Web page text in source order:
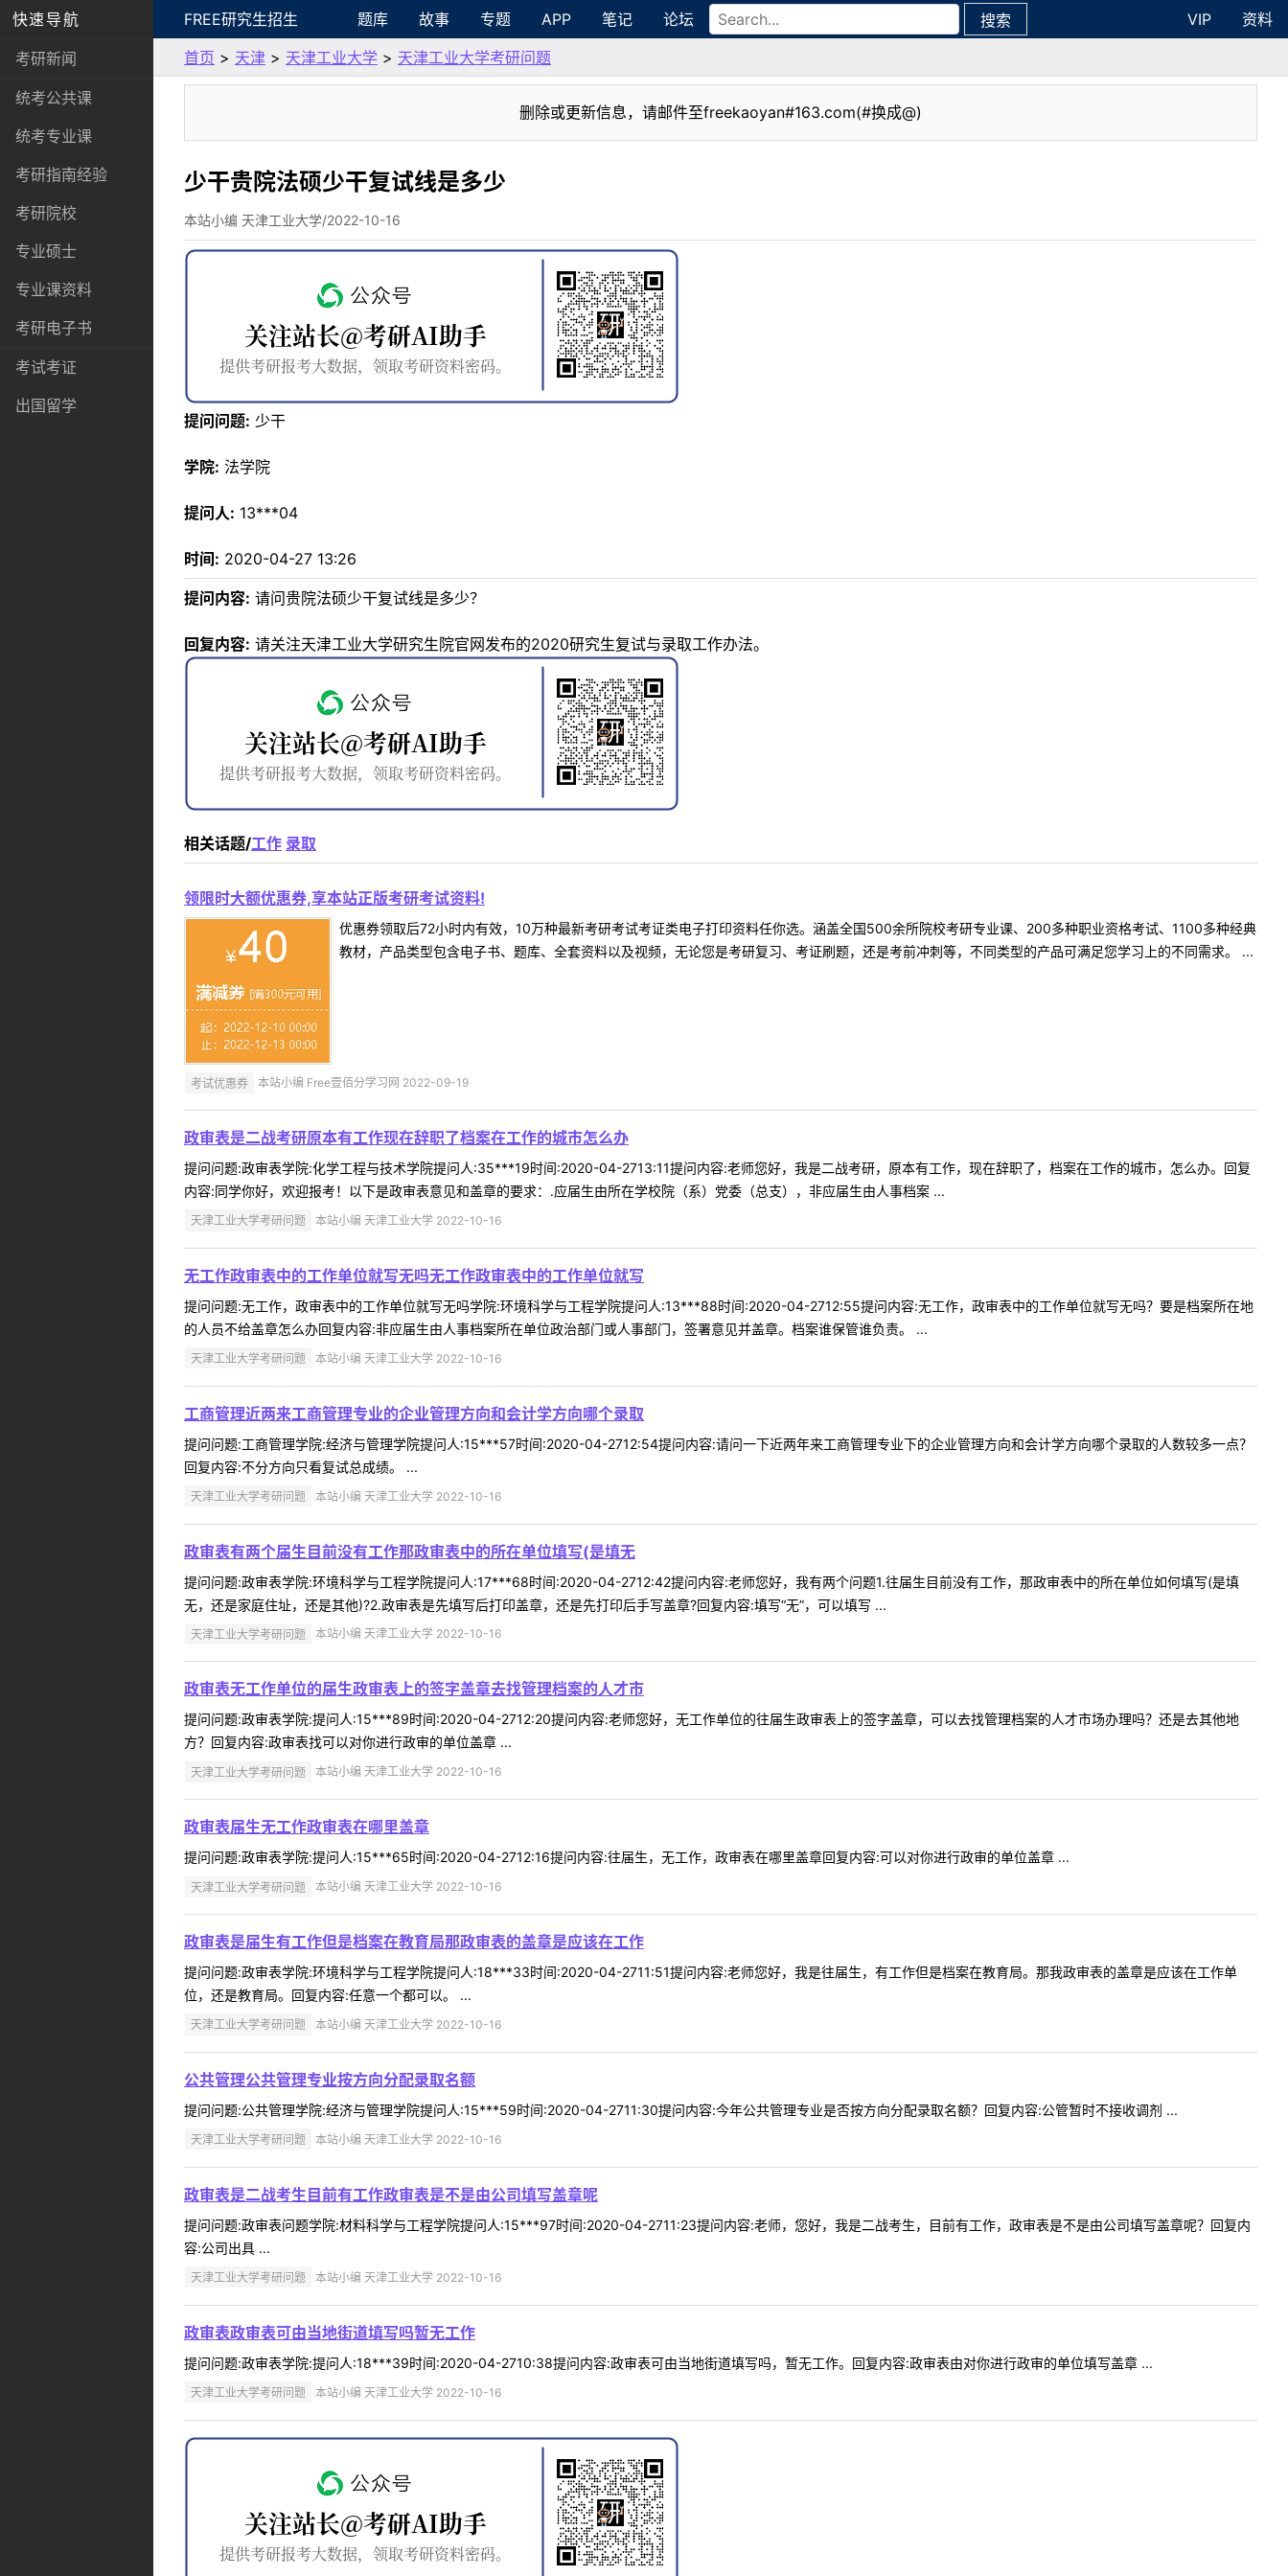
快速导航
考研新闻
统考公共课
统考专业课
考研指南经验
考研院校
专业硕士
专业课资料
考研电子书
考试考证
出国留学
FREE研究生招生 题库 故事 专题 APP 笔记 论坛 搜索 VIP
资料
首页 > 天津 > 天津工业大学 > 天津工业大学考研问题
删除或更新信息，请邮件至freekaoyan#163.com(#换成@)
少干贵院法硕少干复试线是多少
本站小编 天津工业大学/2022-10-16
提问问题: 少干
学院: 法学院
提问人: 13***04
时间: 2020-04-27 13:26
提问内容: 请问贵院法硕少干复试线是多少？
回复内容: 请关注天津工业大学研究生院官网发布的2020研究生复试与录取工作办法。
相关话题/工作 录取
领限时大额优惠券,享本站正版考研考试资料!
优惠券领取后72小时内有效，10万种最新考研考试考证类电子打印资料任你选。涵盖全国500余所院校考研专业课、200多种职业资格考试、1100多种经典
教材，产品类型包含电子书、题库、全套资料以及视频，无论您是考研复习、考证刷题，还是考前冲刺等，不同类型的产品可满足您学习上的不同需求。 ...
考试优惠券 本站小编 Free壹佰分学习网 2022-09-19
政审表是二战考研原本有工作现在辞职了档案在工作的城市怎么办
提问问题:政审表学院:化学工程与技术学院提问人:35***19时间:2020-04-2713:11提问内容:老师您好，我是二战考研，原本有工作，现在辞职了，档案在工作的城市，怎么办。回复
内容:同学你好，欢迎报考！以下是政审表意见和盖章的要求：.应届生由所在学校院（系）党委（总支），非应届生由人事档案 ...
天津工业大学考研问题 本站小编 天津工业大学 2022-10-16
无工作政审表中的工作单位就写无吗无工作政审表中的工作单位就写
提问问题:无工作，政审表中的工作单位就写无吗学院:环境科学与工程学院提问人:13***88时间:2020-04-2712:55提问内容:无工作，政审表中的工作单位就写无吗？要是档案所在地
的人员不给盖章怎么办回复内容:非应届生由人事档案所在单位政治部门或人事部门，签署意见并盖章。档案谁保管谁负责。 ...
天津工业大学考研问题 本站小编 天津工业大学 2022-10-16
工商管理近两来工商管理专业的企业管理方向和会计学方向哪个录取
提问问题:工商管理学院:经济与管理学院提问人:15***57时间:2020-04-2712:54提问内容:请问一下近两年来工商管理专业下的企业管理方向和会计学方向哪个录取的人数较多一点？
回复内容:不分方向只看复试总成绩。 ...
天津工业大学考研问题 本站小编 天津工业大学 2022-10-16
政审表有两个届生目前没有工作那政审表中的所在单位填写(是填无
提问问题:政审表学院:环境科学与工程学院提问人:17***68时间:2020-04-2712:42提问内容:老师您好，我有两个问题1.往届生目前没有工作，那政审表中的所在单位如何填写(是填
无，还是家庭住址，还是其他)?2.政审表是先填写后打印盖章，还是先打印后手写盖章?回复内容:填写“无”，可以填写 ...
天津工业大学考研问题 本站小编 天津工业大学 2022-10-16
政审表无工作单位的届生政审表上的签字盖章去找管理档案的人才市
提问问题:政审表学院:提问人:15***89时间:2020-04-2712:20提问内容:老师您好，无工作单位的往届生政审表上的签字盖章，可以去找管理档案的人才市场办理吗？还是去其他地
方？回复内容:政审表找可以对你进行政审的单位盖章 ...
天津工业大学考研问题 本站小编 天津工业大学 2022-10-16
政审表届生无工作政审表在哪里盖章
提问问题:政审表学院:提问人:15***65时间:2020-04-2712:16提问内容:往届生，无工作，政审表在哪里盖章回复内容:可以对你进行政审的单位盖章 ...
天津工业大学考研问题 本站小编 天津工业大学 2022-10-16
政审表是届生有工作但是档案在教育局那政审表的盖章是应该在工作
提问问题:政审表学院:环境科学与工程学院提问人:18***33时间:2020-04-2711:51提问内容:老师您好，我是往届生，有工作但是档案在教育局。那我政审表的盖章是应该在工作单
位，还是教育局。回复内容:任意一个都可以。 ...
天津工业大学考研问题 本站小编 天津工业大学 2022-10-16
公共管理公共管理专业按方向分配录取名额
提问问题:公共管理学院:经济与管理学院提问人:15***59时间:2020-04-2711:30提问内容:今年公共管理专业是否按方向分配录取名额？回复内容:公管暂时不接收调剂 ...
天津工业大学考研问题 本站小编 天津工业大学 2022-10-16
政审表是二战考生目前有工作政审表是不是由公司填写盖章呢
提问问题:政审表问题学院:材料科学与工程学院提问人:15***97时间:2020-04-2711:23提问内容:老师，您好，我是二战考生，目前有工作，政审表是不是由公司填写盖章呢？回复内
容:公司出具 ...
天津工业大学考研问题 本站小编 天津工业大学 2022-10-16
政审表政审表可由当地街道填写吗暂无工作
提问问题:政审表学院:提问人:18***39时间:2020-04-2710:38提问内容:政审表可由当地街道填写吗，暂无工作。回复内容:政审表由对你进行政审的单位填写盖章 ...
天津工业大学考研问题 本站小编 天津工业大学 2022-10-16